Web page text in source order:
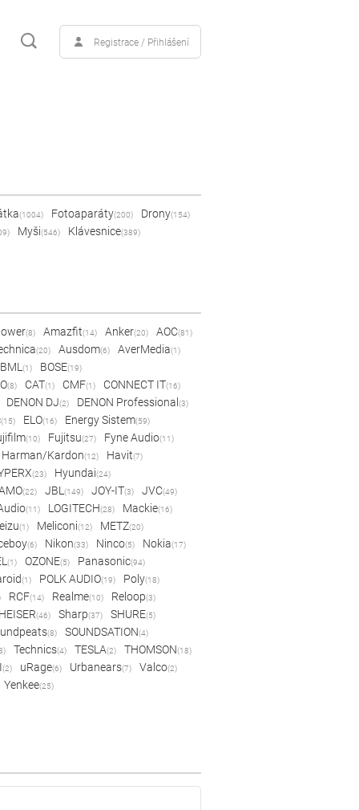
Registrace / Přihlášení
(1004) Fotoaparáty(200) Drony(154)
Myši(546) Klávesnice(389)
(8) Amazfit(14) Anker(20) AOC(81)
(20) Ausdom(6) AverMedia(1)
BML(1) BOSE(19)
(8) CAT(1) CMF(1) CONNECT IT(16)
DENON DJ(2) DENON Professional (3)
(15) ELO(16) Energy Sistem(59)
(10) Fujitsu(27) Fyne Audio(11)
Harman/Kardon(12) Havit(7)
(23) Hyundai(24)
(22) JBL(149) JOY-IT(3) JVC(49)
(11) LOGITECH(28) Mackie(16)
(1) Meliconi(12) METZ(20)
(6) Nikon(33) Ninco(5) Nokia(17)
(1) OZONE(5) Panasonic(94)
(1) POLK AUDIO(19) Poly(18)
RCF(14) Realme(10) Reloop(3)
(46) Sharp(37) SHURE(5)
(8) SOUNDSATION(4)
Technics(4) TESLA(2) THOMSON(18)
(2) uRage(6) Urbanears(7) Valco(2)
Yenkee(25)